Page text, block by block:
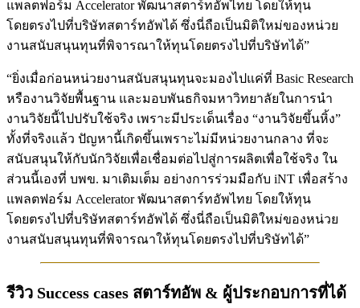
แพลตฟอร์ม Accelerator พัฒนาสตาร์ทอัพไทย โดยให้ทุน
โดยตรงไปที่บริษัทสตาร์ทอัพได้ ซึ่งนี่ถือเป็นมิติใหม่ของหน่วย
งานสนับสนุนทุนที่พิจารณาให้ทุนโดยตรงไปที่บริษัทได้”
“ยิ่งเมื่อก่อนหน่วยงานสนับสนุนทุนจะมองไปแค่ที่ Basic Research
หรืองานวิจัยพื้นฐาน และมอบพันธกิจมหาวิทยาลัยในการนำ
งานวิจัยนี้ไปปรับใช้จริง เพราะมีประเด็นเรื่อง “งานวิจัยขึ้นหิ้ง”
ทั้งที่จริงแล้ว ปัญหานี้เกิดขึ้นเพราะไม่มีหน่วยงานกลาง ที่จะ
สนับสนุนให้กับนักวิจัยเพื่อเชื่อมต่อไปสู่การผลิตเพื่อใช้จริง ใน
ส่วนนี้เองที่ บพข. มาเติมเต็ม อย่างการร่วมมือกับ iNT เพื่อสร้าง
แพลตฟอร์ม Accelerator พัฒนาสตาร์ทอัพไทย โดยให้ทุน
โดยตรงไปที่บริษัทสตาร์ทอัพได้ ซึ่งนี่ถือเป็นมิติใหม่ของหน่วย
งานสนับสนุนทุนที่พิจารณาให้ทุนโดยตรงไปที่บริษัทได้”
รีวิว Success cases สตาร์ทอัพ & ผู้ประกอบการที่ได้